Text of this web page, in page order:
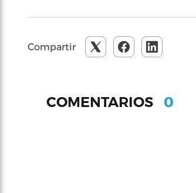
Compartir
COMENTARIOS 0